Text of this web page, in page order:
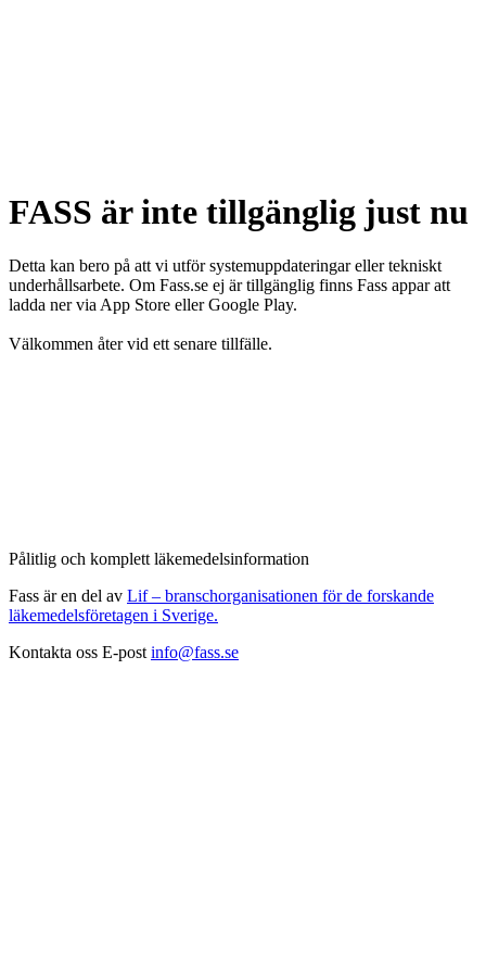
FASS är inte tillgänglig just nu
Detta kan bero på att vi utför systemuppdateringar eller tekniskt
underhållsarbete. Om Fass.se ej är tillgänglig finns Fass appar att
ladda ner via App Store eller Google Play.
Välkommen åter vid ett senare tillfälle.
Pålitlig och komplett läkemedelsinformation
Fass är en del av Lif – branschorganisationen för de forskande
läkemedelsföretagen i Sverige.
Kontakta oss E-post info@fass.se